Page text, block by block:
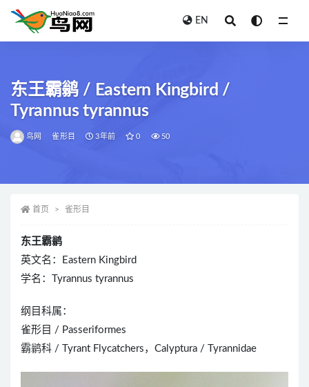
EN
东王霸鹟 / Eastern Kingbird /
Tyrannus tyrannus
鸟网 雀形目 3年前 0 50
首页 雀形目
东王霸鹟
英文名：Eastern Kingbird
学名：Tyrannus tyrannus
纲目科属：
雀形目 / Passeriformes
霸鹟科 / Tyrant Flycatchers，Calyptura / Tyrannidae